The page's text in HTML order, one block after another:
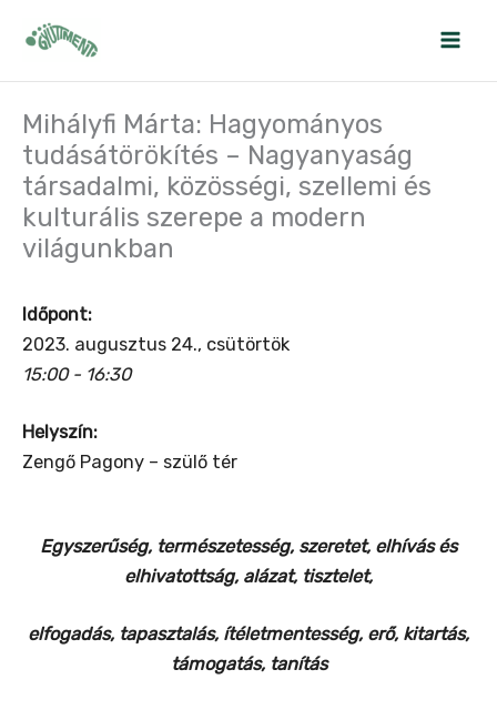
Mihályfi Márta: Hagyományos
tudásátörökítés – Nagyanyaság
társadalmi, közösségi, szellemi és
kulturális szerepe a modern
világunkban
Időpont:
2023. augusztus 24., csütörtök
15:00 - 16:30
Helyszín:
Zengő Pagony – szülő tér
Egyszerűség, természetesség, szeretet, elhívás és
elhivatottság, alázat, tisztelet,
elfogadás, tapasztalás, ítéletmentesség, erő, kitartás,
támogatás, tanítás